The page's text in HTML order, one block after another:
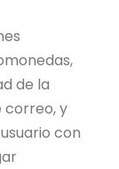
de la
correo, y
con